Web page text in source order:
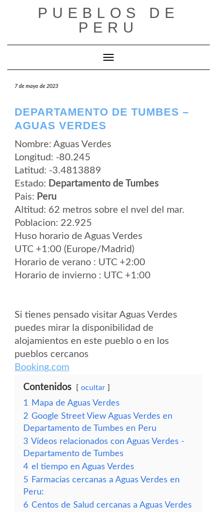
PUEBLOS DE
PERU
Cambiar modo de navegación
7 de mayo de 2023
DEPARTAMENTO DE TUMBES –
AGUAS VERDES
Nombre: Aguas Verdes
Longitud: -80.245
Latitud: -3.4813889
Estado: Departamento de Tumbes
Pais: Peru
Altitud: 62 metros sobre el nvel del mar.
Poblacion: 22.925
Huso horario de Aguas Verdes
UTC +1:00 (Europe/Madrid)
Horario de verano : UTC +2:00
Horario de invierno : UTC +1:00
Si tienes pensado visitar Aguas Verdes
puedes mirar la disponibilidad de
alojamientos en este pueblo o en los
pueblos cercanos
Booking.com
Contenidos ocultar
1
Mapa de Aguas Verdes
2 Google Street View Aguas Verdes en
Departamento de Tumbes en Peru
3 Vídeos relacionados con Aguas Verdes -
Departamento de Tumbes
4 el tiempo en Aguas Verdes
5 Farmacias cercanas a Aguas Verdes en
Peru:
6 Centos de Salud cercanas a Aguas Verdes